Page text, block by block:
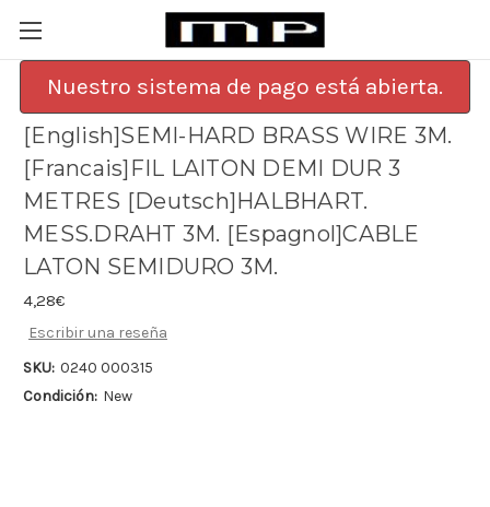
Nuestro sistema de pago está abierta.
[English]SEMI-HARD BRASS WIRE 3M.
[Francais]FIL LAITON DEMI DUR 3
METRES [Deutsch]HALBHART.
MESS.DRAHT 3M. [Espagnol]CABLE
LATON SEMIDURO 3M.
4,28€
Escribir una reseña
SKU: 0240 000315
Condición: New